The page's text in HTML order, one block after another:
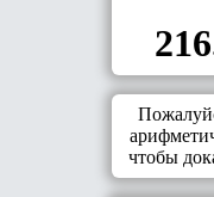
чтобы